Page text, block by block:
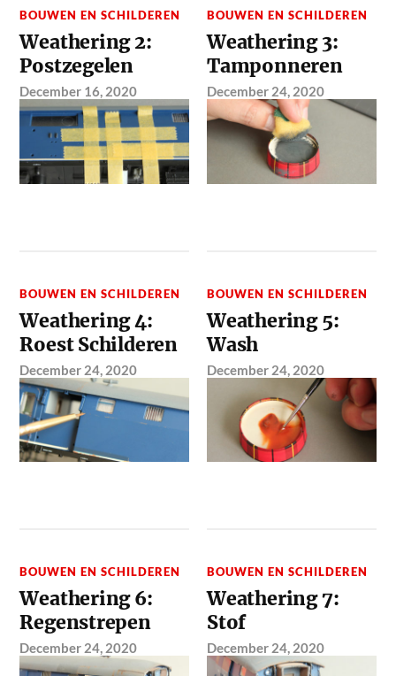
BOUWEN EN SCHILDEREN
Weathering 2:
Postzegelen
December 16, 2020
BOUWEN EN SCHILDEREN
Weathering 3:
Tamponneren
December 24, 2020
BOUWEN EN SCHILDEREN
Weathering 4:
Roest Schilderen
December 24, 2020
BOUWEN EN SCHILDEREN
Weathering 5:
Wash
December 24, 2020
BOUWEN EN SCHILDEREN
Weathering 6:
Regenstrepen
December 24, 2020
BOUWEN EN SCHILDEREN
Weathering 7:
Stof
December 24, 2020